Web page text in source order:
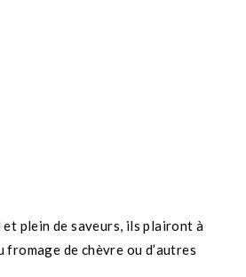
plein de saveurs, ils plairont à
de chèvre ou d’autres